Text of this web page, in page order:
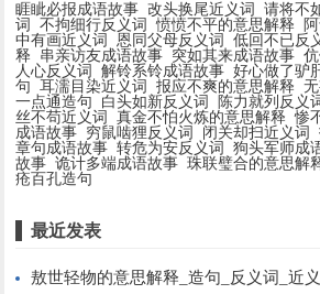
睚眦必报成语故事 改头换尾近义词 请将不
词
不拘细行反义词 愤愤不平的意思解释
中有画近义词
恩同父母反义词 低回不已反
释
串亲访友成语故事 突如其来成语故事
人心反义词
解铃系铃成语故事 好心做了驴
句
耳濡目染近义词 报应不爽的意思解释
一点通造句
白头如新反义词 陈力就列反义
丝不苟近义词
真金不怕火炼的意思解释 惨
成语故事 穷鼠啮狸反义词 闭关却扫近义词
章句成语故事 转危为安反义词 狗头军师成
故事 诡计多端成语故事 珠联璧合的意思解
疮百孔造句
最近发表
敖世轻物的意思解释_造句_反义词_近